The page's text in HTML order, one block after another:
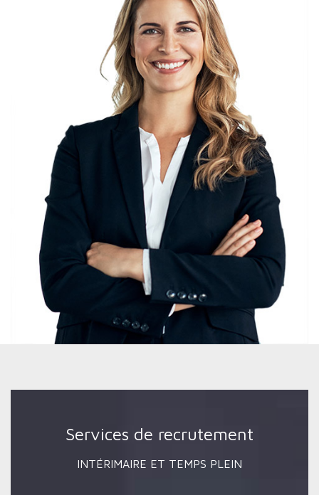
Services de recrutement
INTÉRIMAIRE ET TEMPS PLEIN